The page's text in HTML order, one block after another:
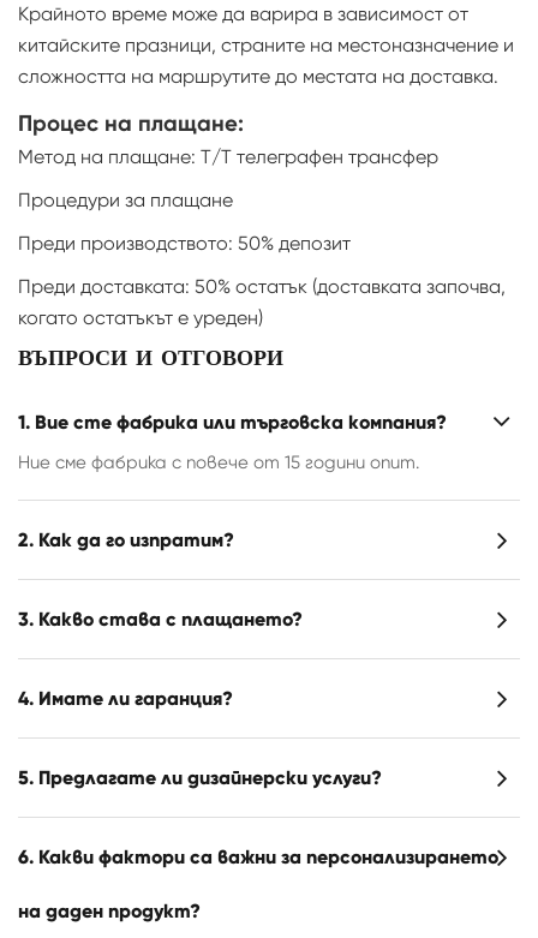
Крайното време може да варира в зависимост от
китайските празници, страните на местоназначение и
сложността на маршрутите до местата на доставка.
Процес на плащане:
Метод на плащане: T/T телеграфен трансфер
Процедури за плащане
Преди производството: 50% депозит
Преди доставката: 50% остатък (доставката започва,
когато остатъкът е уреден)
ВЪПРОСИ И ОТГОВОРИ
1. Вие сте фабрика или търговска компания?
Ние сме фабрика с повече от 15 години опит.
2. Как да го изпратим?
3. Какво става с плащането?
4. Имате ли гаранция?
5. Предлагате ли дизайнерски услуги?
6. Какви фактори са важни за персонализирането
на даден продукт?